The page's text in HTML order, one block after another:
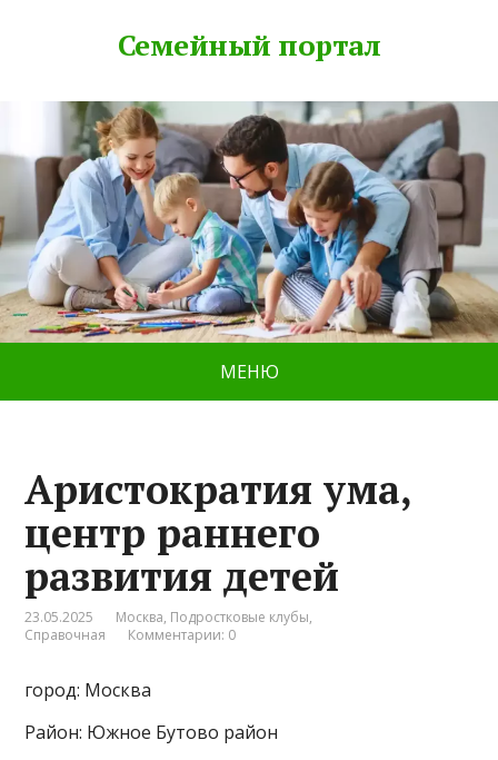
Семейный портал
МЕНЮ
Аристократия ума,
центр раннего
развития детей
23.05.2025 Москва, Подростковые клубы,
Справочная
Комментарии: 0
город: Москва
Район: Южное Бутово район